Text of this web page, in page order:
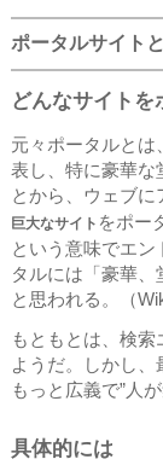
ポータルサイト
どんなサイトを
元々ポータルとは
表し、特に豪華な
とから、ウェブに
巨大なサイト をポー
という意味でエン
タルには「豪華
と思われる。（
もともとは、検
ようだ。しかし、
もっと広義で”人
具体的には